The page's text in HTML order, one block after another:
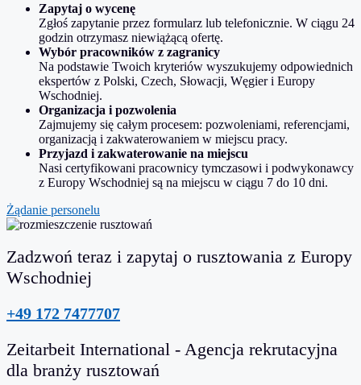
Zapytaj o wycenę
Zgłoś zapytanie przez formularz lub telefonicznie. W ciągu 24
godzin otrzymasz niewiążącą ofertę.
Wybór pracowników z zagranicy
Na podstawie Twoich kryteriów wyszukujemy odpowiednich
ekspertów z Polski, Czech, Słowacji, Węgier i Europy
Wschodniej.
Organizacja i pozwolenia
Zajmujemy się całym procesem: pozwoleniami, referencjami,
organizacją i zakwaterowaniem w miejscu pracy.
Przyjazd i zakwaterowanie na miejscu
Nasi certyfikowani pracownicy tymczasowi i podwykonawcy
z Europy Wschodniej są na miejscu w ciągu 7 do 10 dni.
Żądanie personelu
Zadzwoń teraz i zapytaj o rusztowania z Europy
Wschodniej
+49 172 7477707
Zeitarbeit International - Agencja rekrutacyjna
dla branży rusztowań